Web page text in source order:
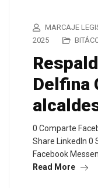
MARCAJE
2025
Delfina
0 Comparte
Share LinkedIn 0
Facebook
Read More